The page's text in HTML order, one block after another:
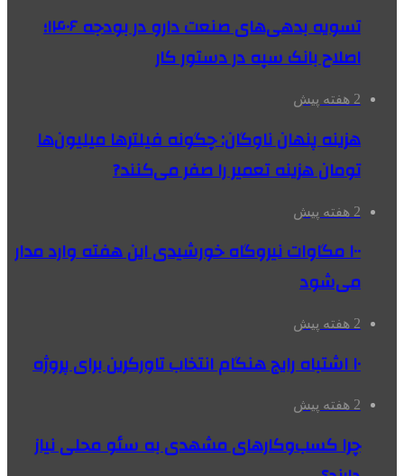
تسویه بدهی‌های صنعت دارو در بودجه ۱۴۰۶؛
اصلاح بانک سپه در دستور کار
2 هفته پیش
هزینه پنهان ناوگان: چگونه فیلترها میلیون‌ها
تومان هزینه تعمیر را صفر می‌کنند?
2 هفته پیش
۱۰۰ مگاوات نیروگاه‌ خورشیدی این هفته وارد مدار
می‌شود
2 هفته پیش
۱۰ اشتباه رایج هنگام انتخاب تاورکرین برای پروژه
2 هفته پیش
چرا کسب‌وکارهای مشهدی به سئو محلی نیاز